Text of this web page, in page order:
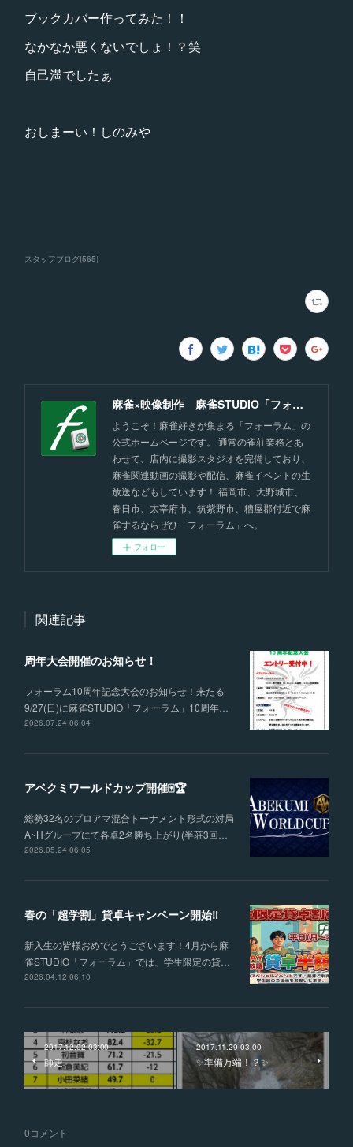
ブックカバー作ってみた！！
なかなか悪くないでしょ！？笑
自己満でしたぁ
おしまーい！しのみや
スタッフブログ(565)
麻雀×映像制作 麻雀STUDIO「フォーラム」福岡
ようこそ！麻雀好きが集まる「フォーラム」の
公式ホームページです。 通常の雀荘業務とあ
わせて、店内に撮影スタジオを完備しており、
麻雀関連動画の撮影や配信、麻雀イベントの生
放送などもしています！ 福岡市、大野城市、
春日市、太宰府市、筑紫野市、糟屋郡付近で麻
雀するならぜひ「フォーラム」へ。
フォロー
関連記事
周年大会開催のお知らせ！
フォーラム10周年記念大会のお知らせ！来たる
9/27(日)に麻雀STUDIO「フォーラム」10周年…
2026.07.24 06:04
アベクミワールドカップ開催🀄🏆
総勢32名のプロアマ混合トーナメント形式の対局
A~Hグループにて各卓2名勝ち上がり(半荘3回…
2026.05.24 06:05
春の「超学割」貸卓キャンペーン開始‼
新入生の皆様おめでとうございます！4月から麻
雀STUDIO「フォーラム」では、学生限定の貸…
2026.04.12 06:10
2017.12.02 03:00
師走
2017.11.29 03:00
✨準備万端！？✨
0コメント